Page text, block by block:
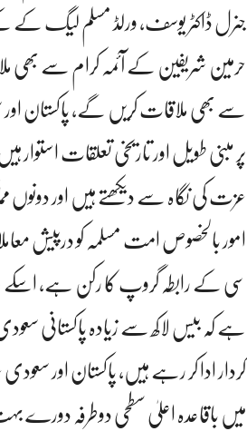
جنرل ڈاکٹر یوسف، ورلڈ مسلم لیگ کے
حرمین شریفین کے آئمہ کرام سے بھی
سے بھی ملاقات کریں گے، پاکستان
پر مبنی طویل اور تاریخی تعلقات
عزت کی نگاہ سے دیکھتے ہیں اور دونوں
امور بالخصوص امت مسلمہ کو درپیش
سی کے رابطہ گروپ کا رکن ہے،
ہے کہ بیس لاکھ سے زیادہ پاکستانی
کردار ادا کر رہے ہیں، پاکستان اور
میں باقاعدہ اعلیٰ سطحی دوطرفہ